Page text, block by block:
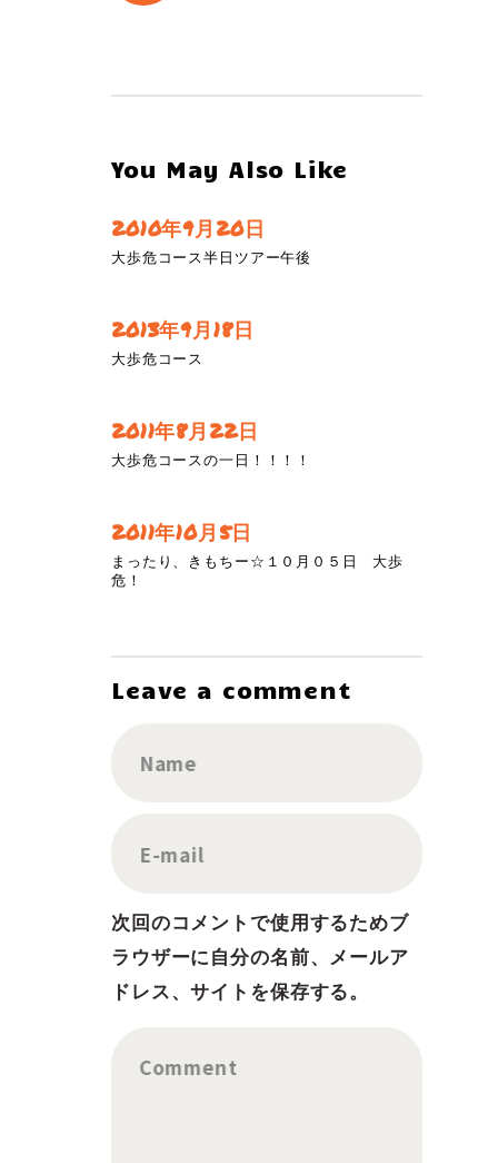
You May Also Like
2010年9月20日
大歩危コース半日ツアー午後
2013年9月18日
大歩危コース
2011年8月22日
大歩危コースの一日！！！！
2011年10月5日
まったり、きもちー☆１０月０５日 大歩
危！
Leave a comment
Name
E-mail
次回のコメントで使用するためブ
ラウザーに自分の名前、メールア
ドレス、サイトを保存する。
Comment